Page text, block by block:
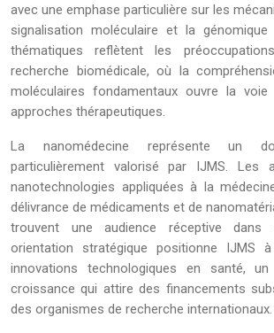
avec une emphase particulière sur les
signalisation moléculaire et la génomique
thématiques reflètent les
recherche biomédicale, où la
moléculaires fondamentaux ouvre la
approches thérapeutiques.
La nanomédecine représente un
particulièrement valorisé par IJMS. Les
nanotechnologies appliquées à la
délivrance de médicaments et de
trouvent une audience réceptive dans
orientation stratégique positionne IJMS à
innovations technologiques en santé,
croissance qui attire des financements
des organismes de recherche internationaux.